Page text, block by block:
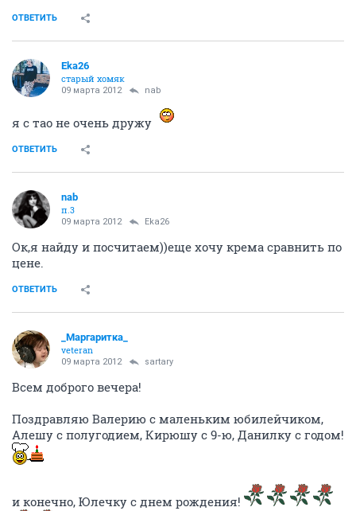
ОТВЕТИТЬ
Eka26
старый хомяк
09 марта 2012 nab
я с тао не очень дружу
ОТВЕТИТЬ
nab
п.3
09 марта 2012 Eka26
Ок,я найду и посчитаем))еще хочу крема сравнить по
цене.
ОТВЕТИТЬ
_Маргаритка_
veteran
09 марта 2012 sartary
Всем доброго вечера!
Поздравляю Валерию с маленьким юбилейчиком,
Алешу с полугодием, Кирюшу с 9-ю, Данилку с годом!
и конечно, Юлечку с днем рождения!